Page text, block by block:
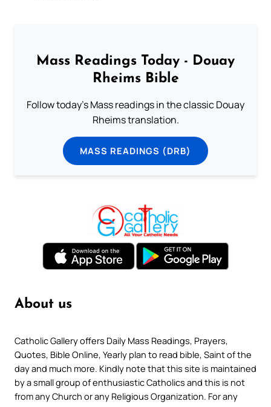
Mass Readings Today - Douay
Rheims Bible
Follow today's Mass readings in the classic Douay
Rheims translation.
MASS READINGS (DRB)
About us
Catholic Gallery offers Daily Mass Readings, Prayers,
Quotes, Bible Online, Yearly plan to read bible, Saint of the
day and much more. Kindly note that this site is maintained
by a small group of enthusiastic Catholics and this is not
from any Church or any Religious Organization. For any